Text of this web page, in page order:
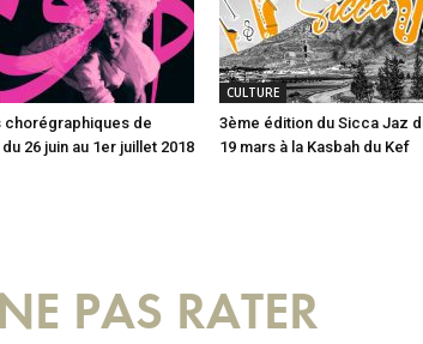
chorégraphiques de
26 juin au 1er juillet 2018
CULTURE
3ème édition du Sicca Jaz
19 mars à la Kasbah du Kef
PAS RATER